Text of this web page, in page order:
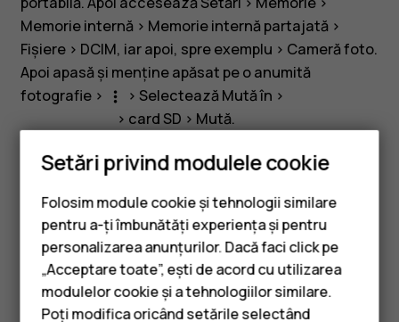
de
memorie
și
invers?
Smartphone-uri
Memorie internă > Memorie internă partajată >
Fișiere> DCIM, iar apoi, spre exemplu > Cameră foto.
Apoi apasă și menține apăsat pe o anumită
fotografie >
more_vert > Selectează Mută în >
> card SD > Mută.
Considerați utile aceste informații?
Da Nu
Setări privind modulele cookie
Folosim module cookie și tehnologii similare
pentru a-ți îmbunătăți experiența și pentru
personalizarea anunțurilor. Dacă faci click pe
„Acceptare toate”, ești de acord cu utilizarea
modulelor cookie și a tehnologiilor similare.
Poți modifica oricând setările selectând